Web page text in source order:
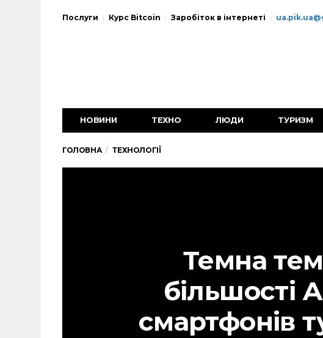
Послуги Курс Bitcoin Заробіток в інтернеті
НОВИНИ ТЕХНО ЛЮДИ ТУРИЗМ
ГОЛОВНА ТЕХНОЛОГІЇ
Темна
більшості
смартфонів